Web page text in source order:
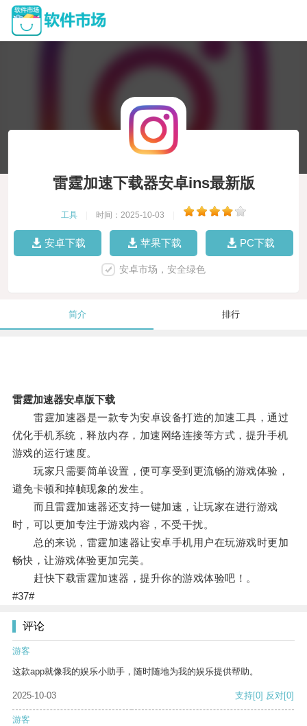
雷霆加速下载器安卓ins最新版
工具 时间：2025-10-03
安卓下载 苹果下载 PC下载
安卓市场，安全绿色
简介 排行
雷霆加速器安卓版下载
雷霆加速器是一款专为安卓设备打造的加速工具，通过
优化手机系统，释放内存，加速网络连接等方式，提升手机
游戏的运行速度。
玩家只需要简单设置，便可享受到更流畅的游戏体验，
避免卡顿和掉帧现象的发生。
而且雷霆加速器还支持一键加速，让玩家在进行游戏
时，可以更加专注于游戏内容，不受干扰。
总的来说，雷霆加速器让安卓手机用户在玩游戏时更加
畅快，让游戏体验更加完美。
赶快下载雷霆加速器，提升你的游戏体验吧！。
#37#
评论
游客
这款app就像我的娱乐小助手，随时随地为我的娱乐提供帮助。
2025-10-03 支持[0] 反对[0]
游客